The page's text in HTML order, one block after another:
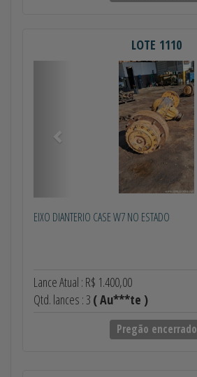
LOTE 1110
EIXO DIANTERIO CASE W7 NO ESTADO
Lance Atual : R$ 1.400,00
Qtd. lances : 3 ( Au***te )
Pregão encerrado